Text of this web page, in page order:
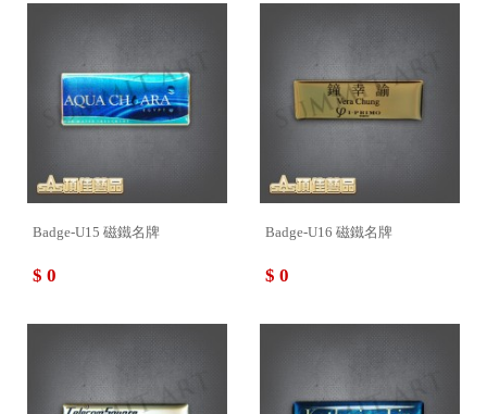
Badge-U15 磁鐵名牌
$ 0
Badge-U16 磁鐵名牌
$ 0